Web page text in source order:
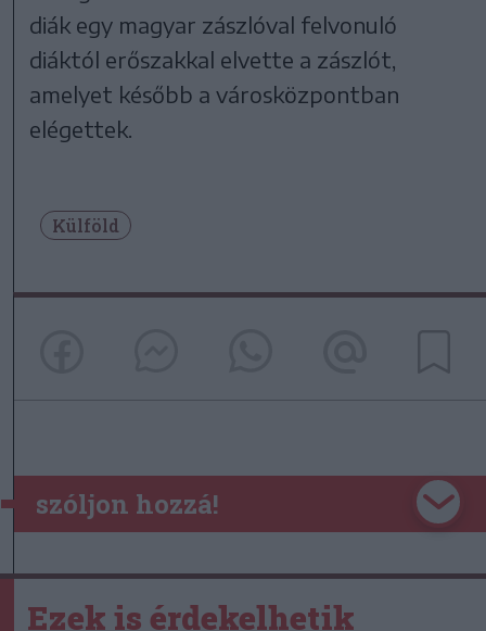
diák egy magyar zászlóval felvonuló
diáktól erőszakkal elvette a zászlót,
amelyet később a városközpontban
elégettek.
Külföld
szóljon hozzá!
Ezek is érdekelhetik